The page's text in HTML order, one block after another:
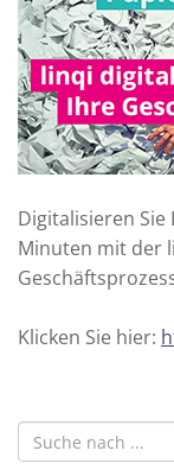
Digitalisieren Sie
Minuten mit der
Klicken Sie hier: